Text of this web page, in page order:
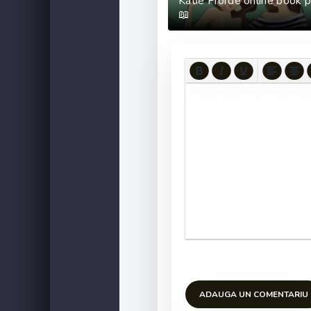
📖
ADAUGA UN COMENTARIU